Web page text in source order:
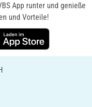
App runter und genieße
und Vorteile!